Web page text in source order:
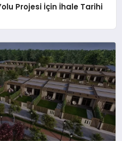
Projesi İçin İhale Tarihi